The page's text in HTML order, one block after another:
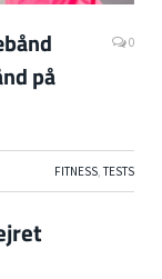
på
0
FITNESS,TESTS